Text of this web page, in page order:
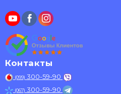
Контакты
(099) 300-59-90
(067) 300-59-90